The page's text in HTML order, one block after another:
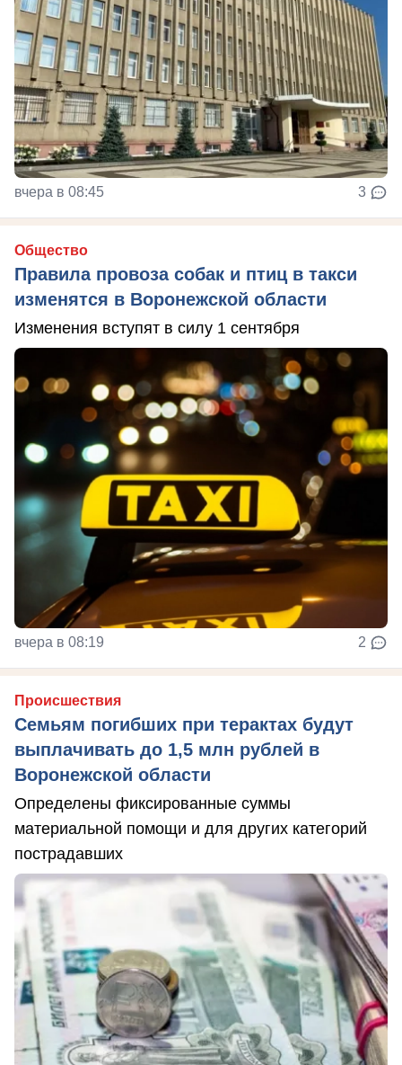
вчера в 08:45 3
Общество
Правила провоза собак и птиц в такси
изменятся в Воронежской области
Изменения вступят в силу 1 сентября
вчера в 08:19 2
Происшествия
Семьям погибших при терактах будут
выплачивать до 1,5 млн рублей в
Воронежской области
Определены фиксированные суммы
материальной помощи и для других категорий
пострадавших